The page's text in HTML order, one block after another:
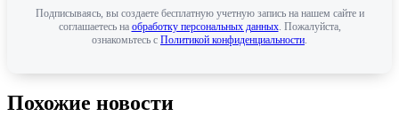
Подписываясь, вы создаете бесплатную учетную запись на нашем сайте и
соглашаетесь на обработку персональных данных. Пожалуйста,
ознакомьтесь с Политикой конфиденциальности.
Похожие новости